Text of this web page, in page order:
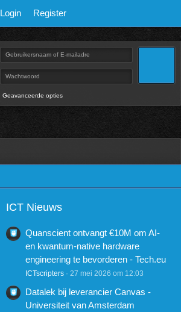
Login Register
Geavanceerde opties
ICT Nieuws
Quanscient ontvangt €10M om AI-
en kwantum-native hardware
engineering te bevorderen - Tech.eu
ICTscripters 27 mei 2026 om 12:03
Datalek bij leverancier Canvas -
Universiteit van Amsterdam